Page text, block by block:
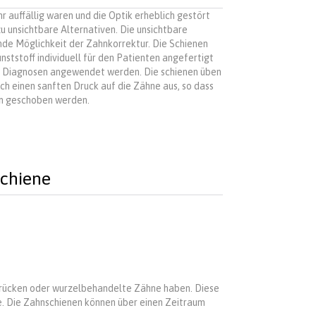
auffällig waren und die Optik erheblich gestört
unsichtbare Alternativen. Die unsichtbare
Möglichkeit der Zahnkorrektur. Die Schienen
individuell für den Patienten angefertigt
angewendet werden. Die schienen üben
einen sanften Druck auf die Zähne aus, so dass
werden.
oder wurzelbehandelte Zähne haben. Diese
Zahnschienen können über einen Zeitraum